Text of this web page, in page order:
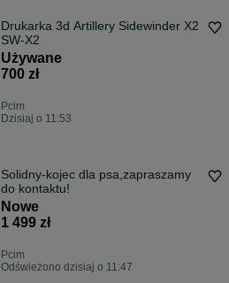
Drukarka 3d Artillery Sidewinder X2
SW-X2
Używane
700 zł
Pcim
Dzisiaj o 11:53
Solidny-kojec dla psa,zapraszamy
do kontaktu!
Nowe
1 499 zł
Pcim
Odświeżono dzisiaj o 11:47